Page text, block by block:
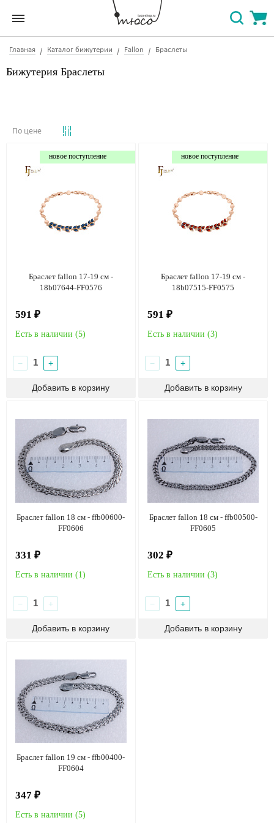
Главная Каталог бижутерии Fallon Браслеты
Бижутерия Браслеты
По цене
новое поступление
Браслет fallon 17-19 см -
18b07644-FF0576
591 ₽
Есть в наличии (5)
− +
новое поступление
Браслет fallon 17-19 см -
18b07515-FF0575
591 ₽
Есть в наличии (3)
− +
Браслет fallon 18 см - ffb00600-
FF0606
331 ₽
Есть в наличии (1)
− +
Браслет fallon 18 см - ffb00500-
FF0605
302 ₽
Есть в наличии (3)
− +
Браслет fallon 19 см - ffb00400-
FF0604
347 ₽
Есть в наличии (5)